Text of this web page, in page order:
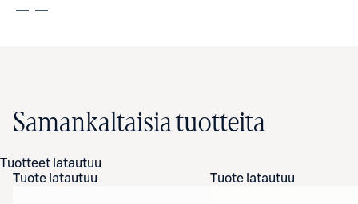
Samankaltaisia tuotteita
Tuotteet latautuu
Tuote latautuu
Tuote latautuu